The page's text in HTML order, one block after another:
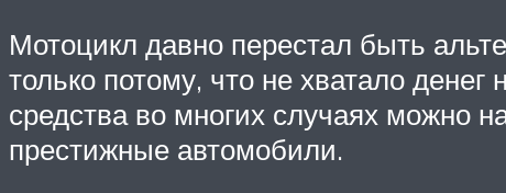
Мотоцикл давно перестал быть
только потому, что не хватало
средства во многих случаях можно
престижные автомобили.